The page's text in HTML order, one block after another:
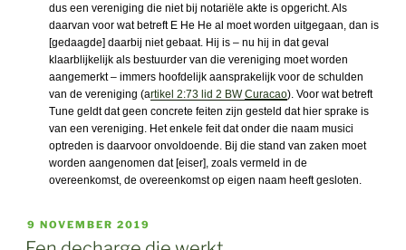
dus een vereniging die niet bij notariële akte is opgericht. Als
daarvan voor wat betreft E He He al moet worden uitgegaan, dan is
[gedaagde] daarbij niet gebaat. Hij is – nu hij in dat geval
klaarblijkelijk als bestuurder van die vereniging moet worden
aangemerkt – immers hoofdelijk aansprakelijk voor de schulden
van de vereniging (artikel 2:73 lid 2 BWCuracao). Voor wat betreft
Tune geldt dat geen concrete feiten zijn gesteld dat hier sprake is
van een vereniging. Het enkele feit dat onder die naam musici
optreden is daarvoor onvoldoende. Bij die stand van zaken moet
worden aangenomen dat [eiser], zoals vermeld in de
overeenkomst, de overeenkomst op eigen naam heeft gesloten.
GEPLAATST
OP
9 NOVEMBER 2019